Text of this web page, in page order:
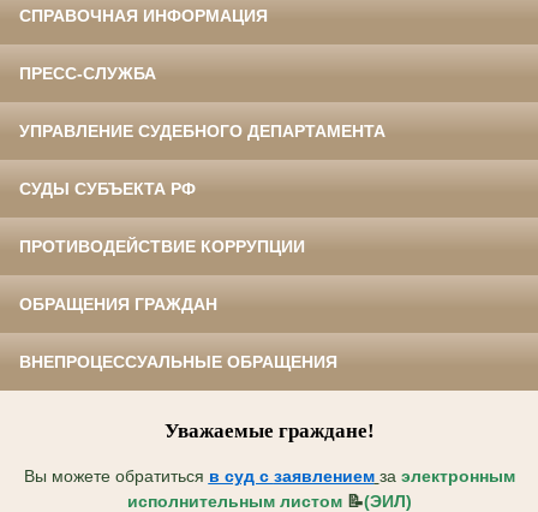
СПРАВОЧНАЯ ИНФОРМАЦИЯ
ПРЕСС-СЛУЖБА
УПРАВЛЕНИЕ СУДЕБНОГО ДЕПАРТАМЕНТА
СУДЫ СУБЪЕКТА РФ
ПРОТИВОДЕЙСТВИЕ КОРРУПЦИИ
ОБРАЩЕНИЯ ГРАЖДАН
ВНЕПРОЦЕССУАЛЬНЫЕ ОБРАЩЕНИЯ
Уважаемые граждане!
Вы можете обратиться в суд с заявлением за электронным
исполнительным листом 📝(ЭИЛ)